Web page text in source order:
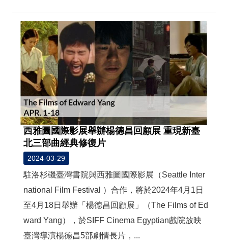
西雅圖國際影展舉辦楊德昌回顧展 重現新臺
北三部曲經典修復片
2024-03-29
駐洛杉磯臺灣書院與西雅圖國際影展（Seattle Inter
national Film Festival ）合作，將於2024年4月1日
至4月18日舉辦「楊德昌回顧展」（The Films of Ed
ward Yang），於SIFF Cinema Egyptian戲院放映
臺灣導演楊德昌5部劇情長片，...